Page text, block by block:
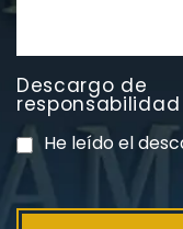
Descargo de
responsabilidad
He leído el